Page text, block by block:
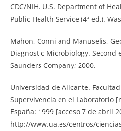
CDC/NIH. U.S. Department of
Public Health Service (4ª ed.).
Mahon, Conni and Manuselis,
Diagnostic Microbiology. Second
Saunders Company; 2000.
Universidad de Alicante.
Supervivencia en el Laboratorio
España: 1999 [acceso 7 de abril
http://www.ua.es/centros/